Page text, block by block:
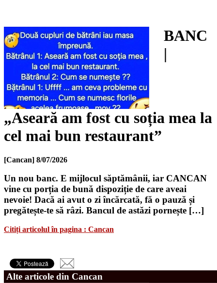
BANC
|
„Aseară am fost cu soția mea la
cel mai bun restaurant”
[Cancan] 8/07/2026
Un nou banc. E mijlocul săptămânii, iar CANCAN
vine cu porția de bună dispoziție de care aveai
nevoie! Dacă ai avut o zi încărcată, fă o pauză și
pregătește-te să râzi. Bancul de astăzi pornește […]
Citiți articolul în pagina : Cancan
Alte articole din Cancan